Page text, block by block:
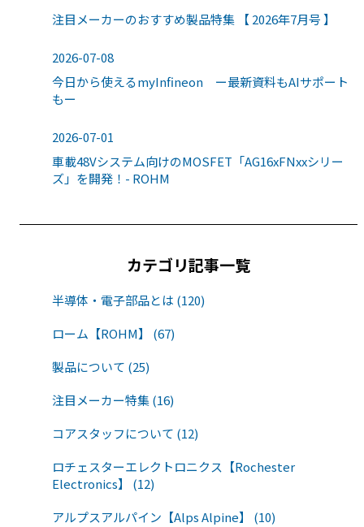
注目メーカーのおすすめ製品特集 【 2026年7月号 】
2026-07-08
今日から使えるmyInfineon ー最新資料もAIサポート
もー
2026-07-01
車載48Vシステム向けのMOSFET「AG16xFNxxシリー
ズ」を開発！- ROHM
カテゴリ記事一覧
半導体・電子部品とは (120)
ローム【ROHM】 (67)
製品について (25)
注目メーカー特集 (16)
コアスタッフについて (12)
ロチェスターエレクトロニクス【Rochester
Electronics】 (12)
アルプスアルパイン【Alps Alpine】 (10)